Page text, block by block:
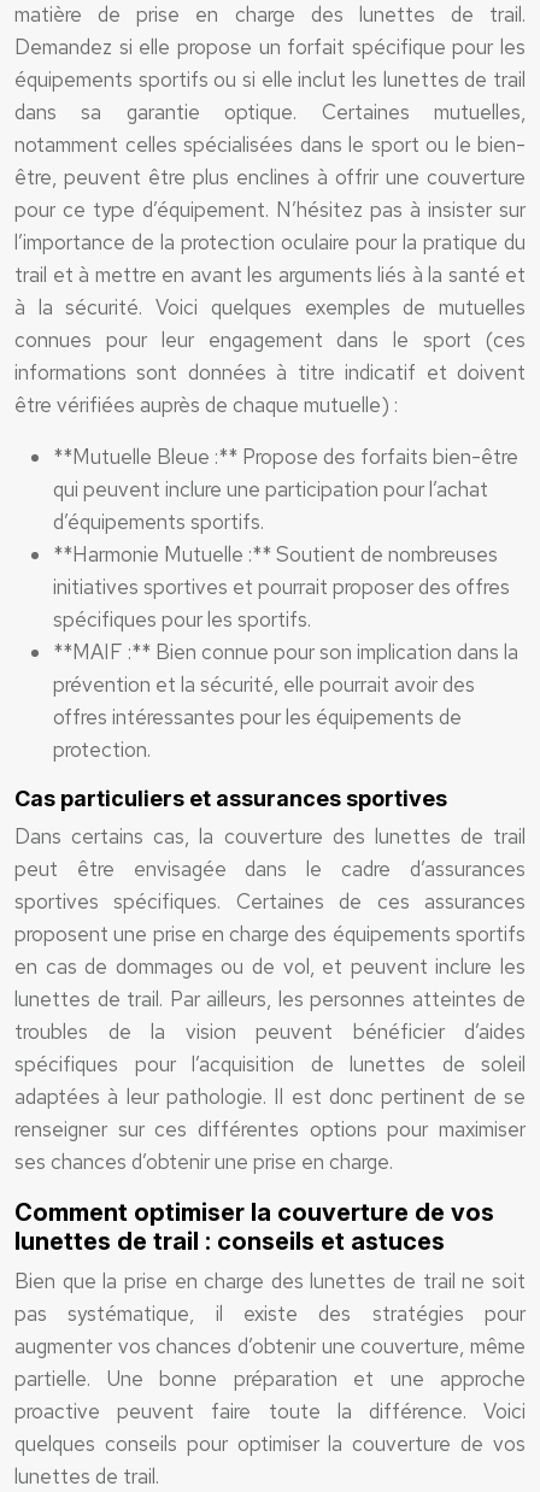
matière de prise en charge des lunettes de trail.
Demandez si elle propose un forfait spécifique pour les
équipements sportifs ou si elle inclut les lunettes de trail
dans sa garantie optique. Certaines mutuelles,
notamment celles spécialisées dans le sport ou le bien-
être, peuvent être plus enclines à offrir une couverture
pour ce type d’équipement. N’hésitez pas à insister sur
l’importance de la protection oculaire pour la pratique du
trail et à mettre en avant les arguments liés à la santé et
à la sécurité. Voici quelques exemples de mutuelles
connues pour leur engagement dans le sport (ces
informations sont données à titre indicatif et doivent
être vérifiées auprès de chaque mutuelle) :
**Mutuelle Bleue :** Propose des forfaits bien-être
qui peuvent inclure une participation pour l’achat
d’équipements sportifs.
**Harmonie Mutuelle :** Soutient de nombreuses
initiatives sportives et pourrait proposer des offres
spécifiques pour les sportifs.
**MAIF :** Bien connue pour son implication dans la
prévention et la sécurité, elle pourrait avoir des
offres intéressantes pour les équipements de
protection.
Cas particuliers et assurances sportives
Dans certains cas, la couverture des lunettes de trail
peut être envisagée dans le cadre d’assurances
sportives spécifiques. Certaines de ces assurances
proposent une prise en charge des équipements sportifs
en cas de dommages ou de vol, et peuvent inclure les
lunettes de trail. Par ailleurs, les personnes atteintes de
troubles de la vision peuvent bénéficier d’aides
spécifiques pour l’acquisition de lunettes de soleil
adaptées à leur pathologie. Il est donc pertinent de se
renseigner sur ces différentes options pour maximiser
ses chances d’obtenir une prise en charge.
Comment optimiser la couverture de vos
lunettes de trail : conseils et astuces
Bien que la prise en charge des lunettes de trail ne soit
pas systématique, il existe des stratégies pour
augmenter vos chances d’obtenir une couverture, même
partielle. Une bonne préparation et une approche
proactive peuvent faire toute la différence. Voici
quelques conseils pour optimiser la couverture de vos
lunettes de trail.